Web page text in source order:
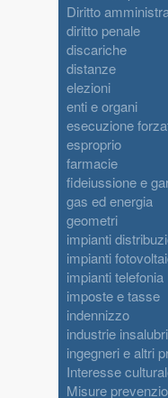
Diritto
diritto penale
discariche
distanze
elezioni
enti e organi
esecuzione
esproprio
farmacie
fideiussione e
gas ed energia
geometri
impianti
impianti
impianti telefonia
imposte e tasse
indennizzo
industrie insalubri
ingegneri e altri
Interesse
Misure